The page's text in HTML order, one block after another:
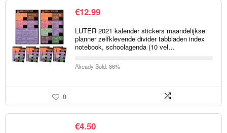
€12.99
LUTER 2021 kalender stickers maandelijkse
planner zelfklevende divider tabbladen index
notebook, schoolagenda (10 vel…
Already Sold: 86%
0
€4.50